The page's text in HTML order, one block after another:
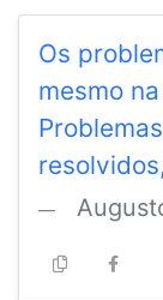
Os
mesmo